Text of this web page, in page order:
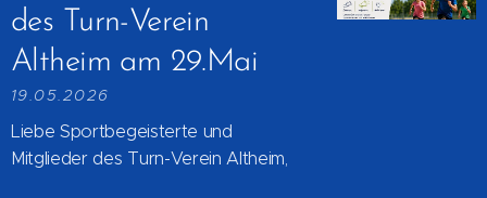
des Turn-Verein
Altheim am 29.Mai
19.05.2026
Liebe Sportbegeisterte und
Mitglieder des Turn-Verein Altheim,